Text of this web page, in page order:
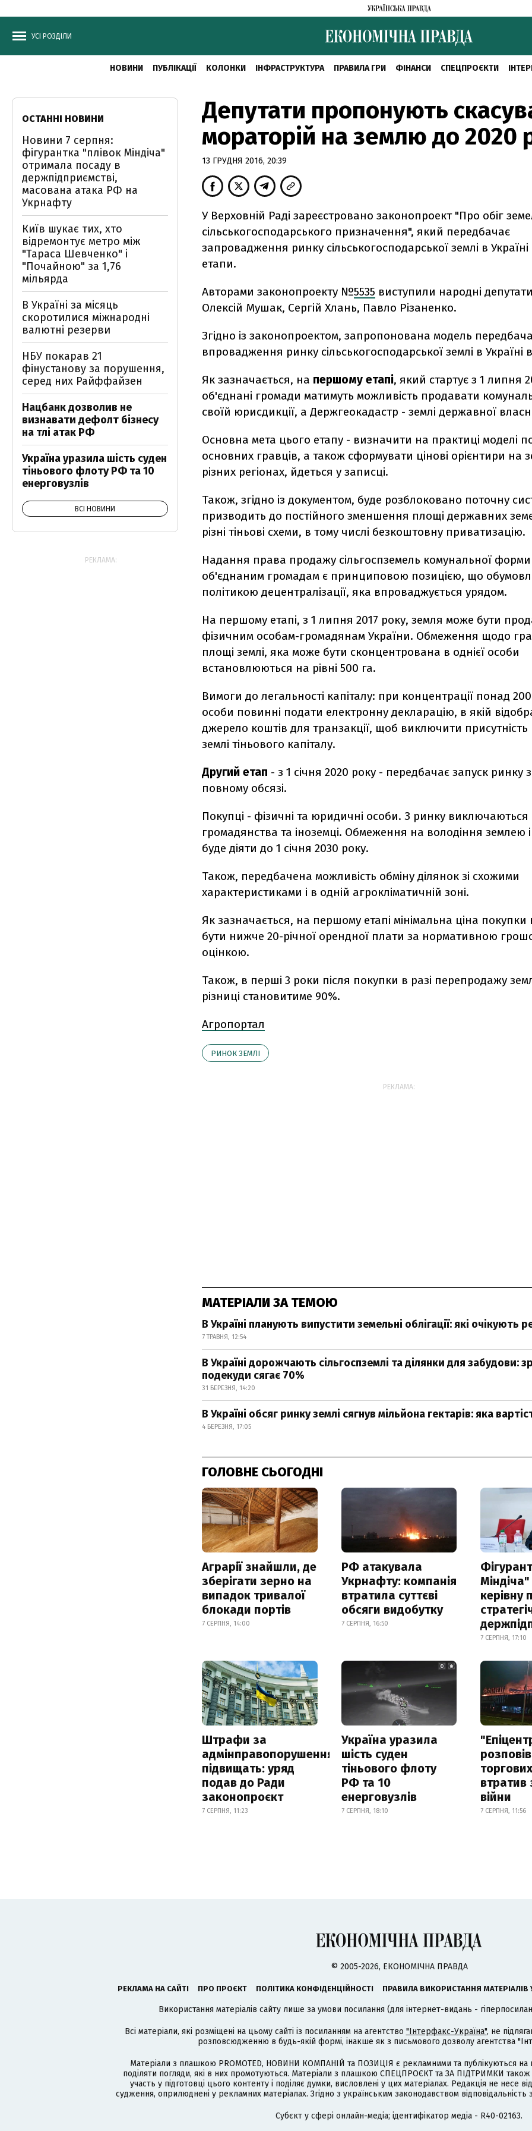
УСІ РОЗДІЛИ
НОВИНИ ПУБЛІКАЦІЇ КОЛОНКИ ІНФРАСТРУКТУРА ПРАВИЛА ГРИ ФІНАНСИ СПЕЦПРОЄКТИ
Депутати пропонують
мораторій на землю до 2020
13 ГРУДНЯ 2016, 20:39
У Верховній Раді зареєстровано законопроект "Про обіг
сільськогосподарського призначення", який передбачає
запровадження ринку сільськогосподарської землі в
етапи.
Авторами законопроекту №5535 виступили народні
Олексій Мушак, Сергій Хлань, Павло Різаненко.
Згідно із законопроектом, запропонована модель
впровадження ринку сільськогосподарської землі в Україні
Як зазначається, на першому етапі, який стартує з 1 липня
об'єднані громади матимуть можливість продавати
своїй юрисдикції, а Держгеокадастр - землі державної
Основна мета цього етапу - визначити на практиці моделі
основних гравців, а також сформувати цінові орієнтири на
різних регіонах, йдеться у записці.
Також, згідно із документом, буде розблоковано поточну
призводить до постійного зменшення площі державних
різні тіньові схеми, в тому числі безкоштовну приватизацію.
Надання права продажу сільгоспземель комунальної форми
об'єднаним громадам є принциповою позицією, що
політикою децентралізації, яка впроваджується урядом.
На першому етапі, з 1 липня 2017 року, земля може бути
фізичним особам-громадянам України. Обмеження щодо
площі землі, яка може бути сконцентрована в однієї особи
встановлюються на рівні 500 га.
Вимоги до легальності капіталу: при концентрації понад 200
особи повинні подати електронну декларацію, в якій
джерело коштів для транзакції, щоб виключити
землі тіньового капіталу.
Другий етап - з 1 січня 2020 року - передбачає запуск ринку
повному обсязі.
Покупці - фізичні та юридичні особи. З ринку виключаються
громадянства та іноземці. Обмеження на володіння землею
буде діяти до 1 січня 2030 року.
Також, передбачена можливість обміну ділянок зі схожими
характеристиками і в одній агрокліматичній зоні.
Як зазначається, на першому етапі мінімальна ціна
бути нижче 20-річної орендної плати за нормативною
оцінкою.
Також, в перші 3 роки після покупки в разі перепродажу
різниці становитиме 90%.
Агропортал
РИНОК ЗЕМЛІ
РЕКЛАМА:
МАТЕРІАЛИ ЗА ТЕМОЮ
В Україні планують випустити земельні облігації: які очікують
7 ТРАВНЯ, 12:54
В Україні дорожчають сільгоспземлі та ділянки для забудови:
подекуди сягає 70%
31 БЕРЕЗНЯ, 14:20
В Україні обсяг ринку землі сягнув мільйона гектарів: яка
4 БЕРЕЗНЯ, 17:05
ГОЛОВНЕ СЬОГОДНІ
Аграрії знайшли, де
зберігати зерно на
випадок тривалої
блокади портів
7 СЕРПНЯ, 14:00
РФ атакувала
Укрнафту: компанія
втратила суттєві
обсяги видобутку
7 СЕРПНЯ, 16:50
керівну
7 СЕРПНЯ, 17:10
Штрафи за
адмінправопорушення
підвищать: уряд
подав до Ради
законопроєкт
7 СЕРПНЯ, 11:23
Україна уразила
шість суден
тіньового флоту
РФ та 10
енерговузлів
7 СЕРПНЯ, 18:10
втратив
війни
7 СЕРПНЯ, 11:56
ОСТАННІ НОВИНИ
Новини 7 серпня:
фігурантка "плівок Міндіча"
отримала посаду в
держпідприємстві,
масована атака РФ на
Укрнафту
Київ шукає тих, хто
відремонтує метро між
"Тараса Шевченко" і
"Почайною" за 1,76
мільярда
В Україні за місяць
скоротилися міжнародні
валютні резерви
НБУ покарав 21
фінустанову за порушення,
серед них Райффайзен
Нацбанк дозволив не
визнавати дефолт бізнесу
на тлі атак РФ
Україна уразила шість суден
тіньового флоту РФ та 10
енерговузлів
ВСІ НОВИНИ
РЕКЛАМА:
© 2005-2026, ЕКОНОМІЧНА ПРАВДА
РЕКЛАМА НА САЙТІ ПРО ПРОЄКТ ПОЛІТИКА КОНФІДЕНЦІЙНОСТІ ПРАВИЛА ВИКОРИСТАННЯ МАТЕРІАЛІВ
Використання матеріалів сайту лише за умови посилання (для інтернет-видань -
Всі матеріали, які розміщені на цьому сайті із посиланням на агентство "Інтерфакс-Україна", не
розповсюдженню в будь-якій формі, інакше як з письмового дозволу агентства
Матеріали з плашкою PROMOTED, НОВИНИ КОМПАНІЙ та ПОЗИЦІЯ є рекламними та публікуються на
поділяти погляди, які в них промотуються. Матеріали з плашкою СПЕЦПРОЄКТ та ЗА ПІДТРИМКИ
участь у підготовці цього контенту і поділяє думки, висловлені у цих матеріалах. Редакція не несе
судження, оприлюднені у рекламних матеріалах. Згідно з українським законодавством
Cубєкт у сфері онлайн-медіа; ідентифікатор медіа - R40-02163.